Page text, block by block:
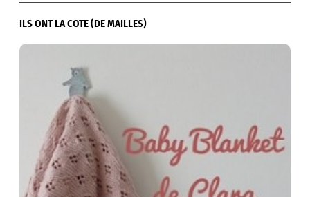
ILS ONT LA COTE (DE MAILLES)